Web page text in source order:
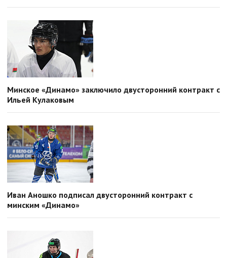
Минское «Динамо» заключило двусторонний контракт с
Ильей Кулаковым
Иван Аношко подписал двусторонний контракт с
минским «Динамо»